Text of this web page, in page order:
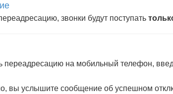
звонки будут поступать
переадресацию на мобильный телефон,
вы услышите сообщение об успешном